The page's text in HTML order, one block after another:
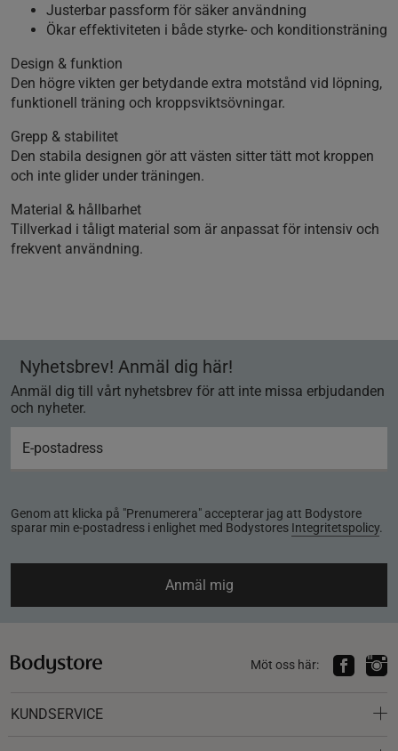
Justerbar passform för säker användning
Ökar effektiviteten i både styrke- och konditionsträning
Design & funktion
Den högre vikten ger betydande extra motstånd vid löpning,
funktionell träning och kroppsviktsövningar.
Grepp & stabilitet
Den stabila designen gör att västen sitter tätt mot kroppen
och inte glider under träningen.
Material & hållbarhet
Tillverkad i tåligt material som är anpassat för intensiv och
frekvent användning.
Nyhetsbrev! Anmäl dig här!
Anmäl dig till vårt nyhetsbrev för att inte missa erbjudanden
och nyheter.
Genom att klicka på "Prenumerera" accepterar jag att Bodystore
sparar min e-postadress i enlighet med Bodystores Integritetspolicy.
Anmäl mig
Möt oss här:
KUNDSERVICE